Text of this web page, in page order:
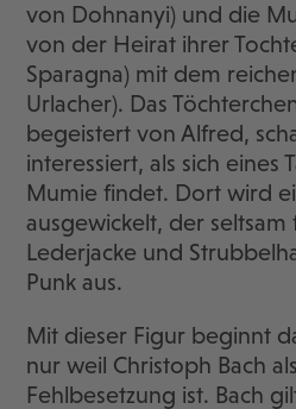
von Dohnanyi) und die
von der Heirat ihrer
Sparagna) mit dem
Urlacher). Das
begeistert von Alfred,
interessiert, als sich eines
Mumie findet. Dort wird
ausgewickelt, der seltsam
Lederjacke und
Punk aus.
Mit dieser Figur beginnt
nur weil Christoph Bach
Fehlbesetzung ist. Bach